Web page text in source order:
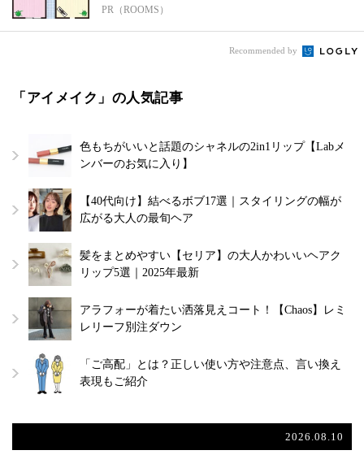
PR（ROOMS）
Recommended by
「アイメイク」の人気記事
色もちがいいと話題のシャネルの2in1リップ【Labメ
ンバーのお気に入り】
【40代向け】結べるボブ17選｜スタイリングの幅が
広がる大人の最旬ヘア
髪をまとめやすい【セリア】の大人かわいいヘアク
リップ5選｜2025年最新
アラフォーが着たい洒落見えコート！【Chaos】レミ
レリーフ別注ダウン
「ご高配」とは？正しい使い方や注意点、言い換え
表現もご紹介
2026.08.10